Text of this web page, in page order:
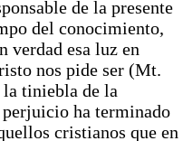
de la presente
del conocimiento,
verdad esa luz en
nos pide ser (Mt.
tiniebla de la
ha terminado
cristianos que en